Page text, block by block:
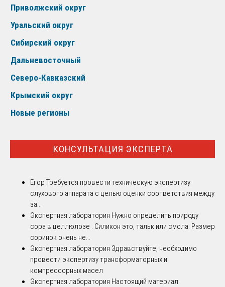
Приволжский округ
Уральский округ
Сибирский округ
Дальневосточный
Северо-Кавказский
Крымский округ
Новые регионы
КОНСУЛЬТАЦИЯ ЭКСПЕРТА
Егор Требуется провести техническую экспертизу
слухового аппарата с целью оценки соответствия между
за...
Экспертная лаборатория Нужно определить природу
сора в целлюлозе . Силикон это, тальк или смола. Размер
соринок очень не...
Экспертная лаборатория Здравствуйте, необходимо
провести экспертизу трансформаторных и
компрессорных масел
Экспертная лаборатория Настоящий материал